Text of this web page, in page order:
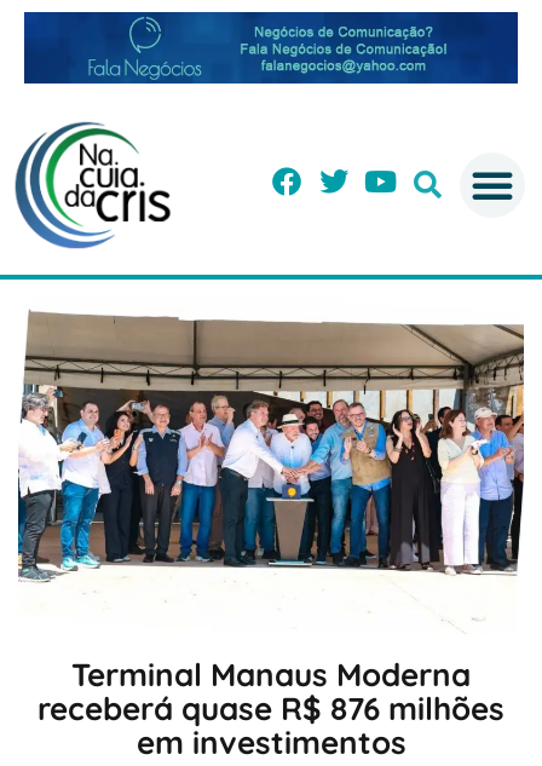
Terminal Manaus Moderna
receberá quase R$ 876 milhões
em investimentos